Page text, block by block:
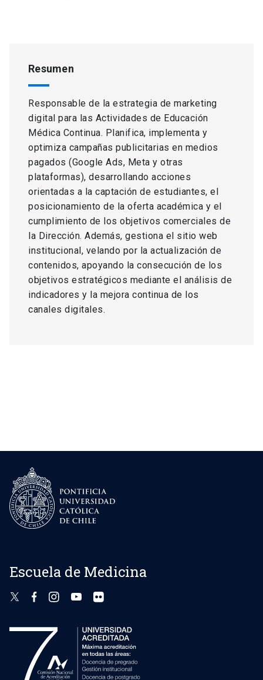
Resumen
Responsable de la estrategia de marketing
digital para las Actividades de Educación
Médica Continua. Planifica, implementa y
optimiza campañas publicitarias en medios
pagados (Google Ads, Meta y otras
plataformas), desarrollando acciones
orientadas a la captación de estudiantes, el
posicionamiento de la oferta académica y el
cumplimiento de los objetivos comerciales de
la Dirección. Además, gestiona el sitio web
institucional, velando por la actualización de
contenidos, apoyando la consecución de los
objetivos estratégicos mediante el análisis de
indicadores y la mejora continua de los
canales digitales.
Escuela de Medicina